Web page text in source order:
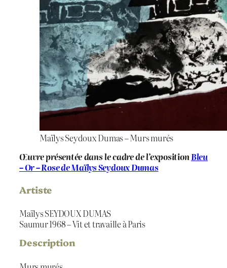
Maïlys Seydoux Dumas – Murs murés
Œuvre présentée dans le cadre de l’expositionBleu
– Or – Rose de Maïlys Seydoux Dumas
Artiste
Maïlys SEYDOUX DUMAS
Saumur 1968 – Vit et travaille à Paris
Description